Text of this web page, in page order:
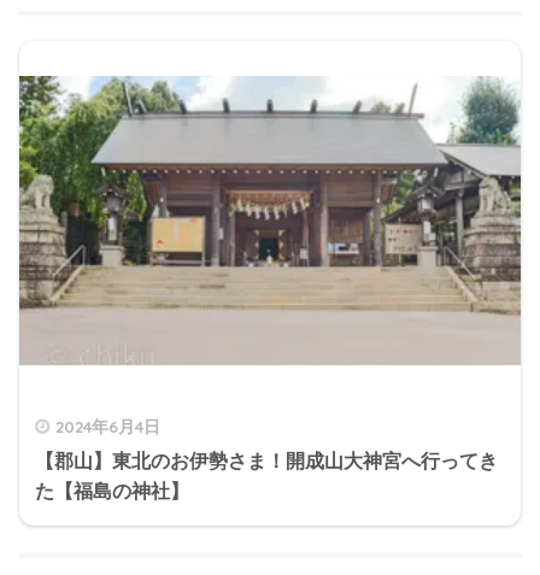
2024年6月4日
【郡山】東北のお伊勢さま！開成山大神宮へ行ってき
た【福島の神社】